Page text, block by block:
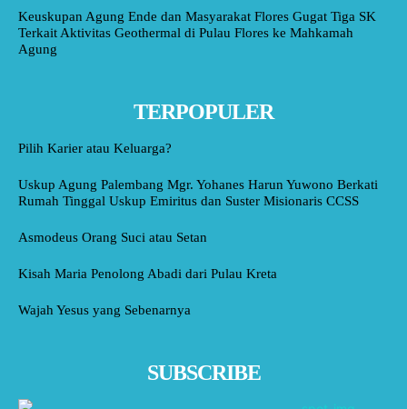
Keuskupan Agung Ende dan Masyarakat Flores Gugat Tiga SK
Terkait Aktivitas Geothermal di Pulau Flores ke Mahkamah
Agung
TERPOPULER
Pilih Karier atau Keluarga?
Uskup Agung Palembang Mgr. Yohanes Harun Yuwono Berkati
Rumah Tinggal Uskup Emiritus dan Suster Misionaris CCSS
Asmodeus Orang Suci atau Setan
Kisah Maria Penolong Abadi dari Pulau Kreta
Wajah Yesus yang Sebenarnya
SUBSCRIBE